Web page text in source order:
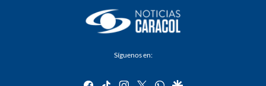
Síguenos en:
facebook
tiktok instagram
twitterwhatsapp
google